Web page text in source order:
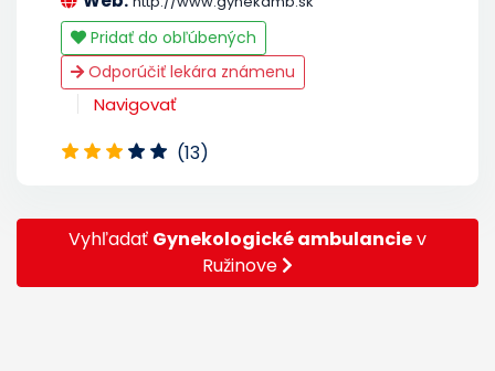
Pridať do obľúbených
Odporúčiť lekára známenu
Navigovať
(13)
Vyhľadať Gynekologické ambulanciev
Ružinove